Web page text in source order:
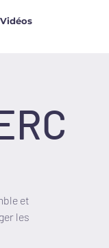
Vidéos
et
les